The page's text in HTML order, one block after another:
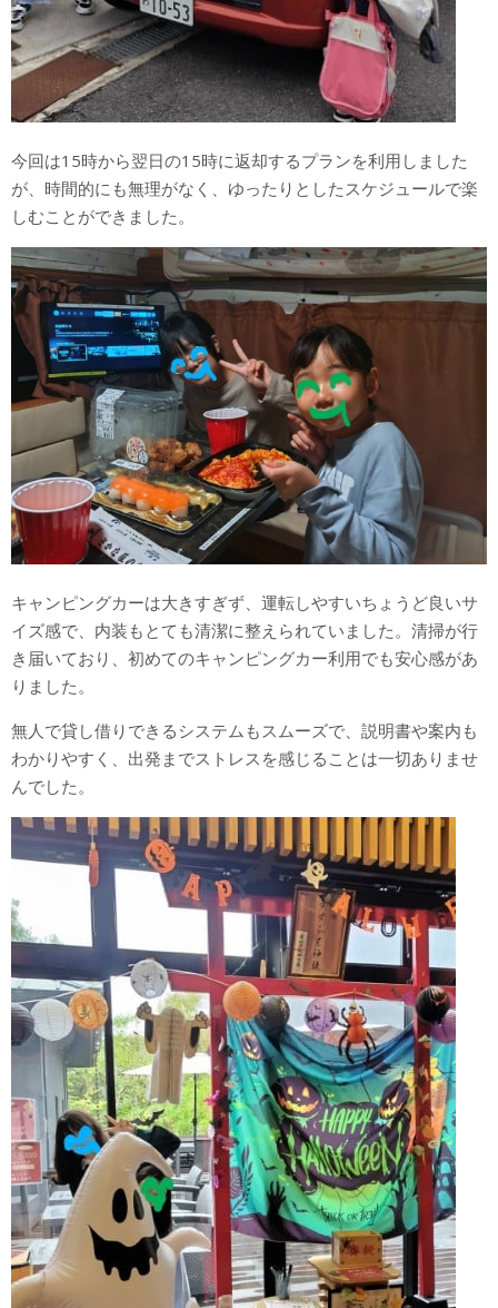
今回は15時から翌日の15時に返却するプランを利用しました
が、時間的にも無理がなく、ゆったりとしたスケジュールで楽
しむことができました。
キャンピングカーは大きすぎず、運転しやすいちょうど良いサ
イズ感で、内装もとても清潔に整えられていました。清掃が行
き届いており、初めてのキャンピングカー利用でも安心感があ
りました。
無人で貸し借りできるシステムもスムーズで、説明書や案内も
わかりやすく、出発までストレスを感じることは一切ありませ
んでした。